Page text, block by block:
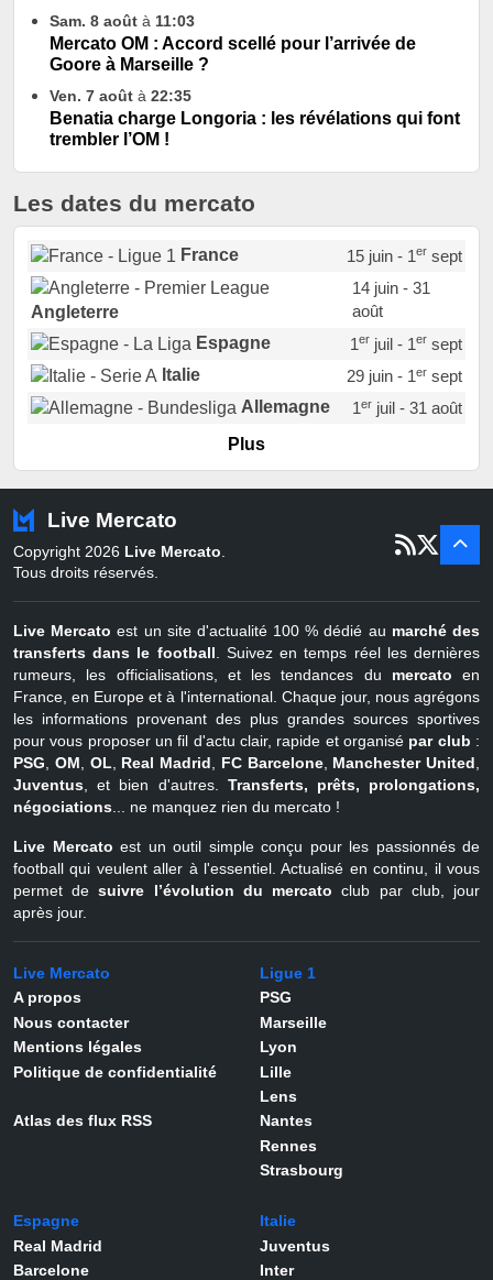
Sam. 8 août à 11:03
Mercato OM : Accord scellé pour l’arrivée de
Goore à Marseille ?
Ven. 7 août à 22:35
Benatia charge Longoria : les révélations qui font
trembler l’OM !
Les dates du mercato
France 15 juin - 1ersept
Angleterre
14 juin - 31
août
Espagne
1erjuil - 1ersept
Italie
29 juin - 1ersept
Allemagne
1erjuil - 31 août
Portugal
Pays-Bas
22 juin - 2 sept
Belgique
juil - 31
Plus
Live Mercato
Copyright 2026 Live Mercato
Tous droits réservés.
Live Mercato est un site d'actualité 100 % dédié au marché des
transferts dans le football . Suivez en temps réel les dernières
rumeurs, les officialisations, et les tendances du mercato en
France, en Europe et à l'international. Chaque jour, nous agrégons
les informations provenant des plus grandes sources sportives
pour vous proposer un fil d'actu clair, rapide et organisé par club :
PSG
OM OL Real Madrid FC Barcelone, Manchester United
Juventus , et bien d'autres. Transferts, prêts, prolongations,
négociations ... ne manquez rien du mercato !
Live Mercato est un outil simple conçu pour les passionnés de
football qui veulent aller à l'essentiel. Actualisé en continu, il vous
permet desuivre l’évolution du mercato club par club, jour
après jour.
Live Mercato
A propos
Nous contacter
Mentions légales
Politique de confidentialité
Atlas des flux RSS
Ligue 1
PSG
Marseille
Lyon
Lille
Lens
Nantes
Rennes
Strasbourg
Espagne
Real Madrid
Barcelone
Italie
Juventus
Inter